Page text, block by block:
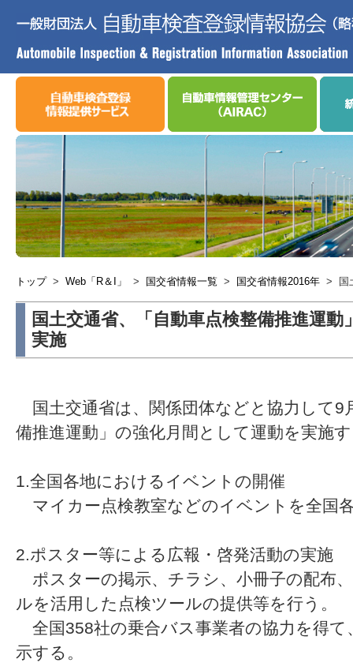
トップ > Web「R＆I」 > 国交省情報一覧 > 国交省情報2016年 > 国
国土交通省、「自動車点検整備推進運
実施
国土交通省は、関係団体などと協力して9
備推進運動」の強化月間として運動を実施
1.全国各地におけるイベントの開催
マイカー点検教室などのイベントを全国
2.ポスター等による広報・啓発活動の実施
ポスターの掲示、チラシ、小冊子の配布
ルを活用した点検ツールの提供等を行う。
全国358社の乗合バス事業者の協力を得て
示する。